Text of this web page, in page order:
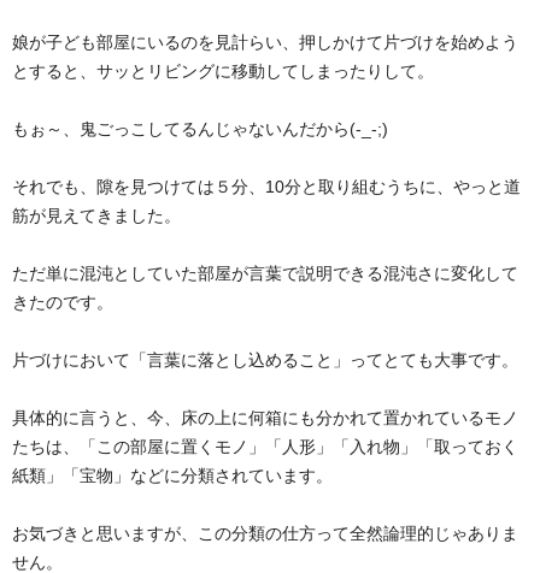
娘が子ども部屋にいるのを見計らい、押しかけて片づけを始めよう
とすると、サッとリビングに移動してしまったりして。
もぉ～、鬼ごっこしてるんじゃないんだから(-_-;)
それでも、隙を見つけては５分、10分と取り組むうちに、やっと道
筋が見えてきました。
ただ単に混沌としていた部屋が言葉で説明できる混沌さに変化して
きたのです。
片づけにおいて「言葉に落とし込めること」ってとても大事です。
具体的に言うと、今、床の上に何箱にも分かれて置かれているモノ
たちは、「この部屋に置くモノ」「人形」「入れ物」「取っておく
紙類」「宝物」などに分類されています。
お気づきと思いますが、この分類の仕方って全然論理的じゃありま
せん。